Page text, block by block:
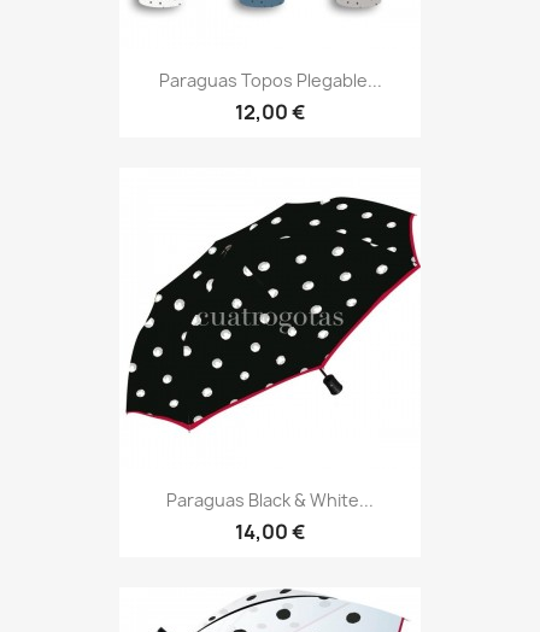
Paraguas Topos Plegable...
12,00 €
Paraguas Black & White...
14,00 €